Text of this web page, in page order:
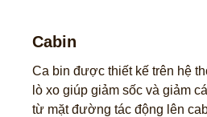
Cabin
Ca bin được thiết kế trên hệ
lò xo giúp giảm sốc và giảm
từ mặt đường tác động lên